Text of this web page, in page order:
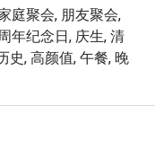
傅巧手制作的精致
餐，还是独自享受
庭聚会, 朋友聚会,
年纪念日, 庆生, 清
史, 高颜值, 午餐, 晚